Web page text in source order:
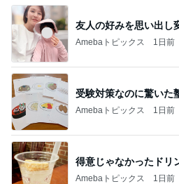
友人の好みを思い出し
Amebaトピックス 1日前
受験対策なのに驚いた
Amebaトピックス 1日前
得意じゃなかったドリ
Amebaトピックス 1日前